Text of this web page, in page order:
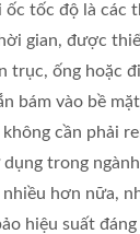
ốc tốc độ là các
gian, được
trục, ống hoặc
bám vào bề
cần phải
trong
hơn nữa,
hiệu suất